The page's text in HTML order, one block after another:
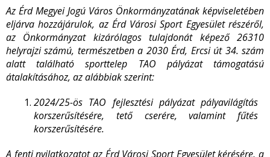
Az Érd Megyei Jogú Város Önkormányzatának képviseletében
eljárva hozzájárulok, az Érd Városi Sport Egyesület részéről,
az Önkormányzat kizárólagos tulajdonát képező 26310
helyrajzi számú, természetben a 2030 Érd, Ercsi út 34. szám
alatt található sporttelep TAO pályázat támogatású
átalakításához, az alábbiak szerint:
2024/25-ös TAO fejlesztési pályázat pályavilágítás
korszerűsítésére, tető cserére, valamint fűtés
korszerűsítésére.
A fenti nyilatkozatot az Érd Városi Sport Egyesület kérésére, a